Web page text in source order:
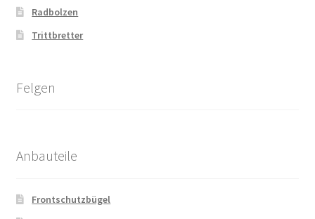
Radbolzen
Trittbretter
Felgen
Anbauteile
Frontschutzbügel